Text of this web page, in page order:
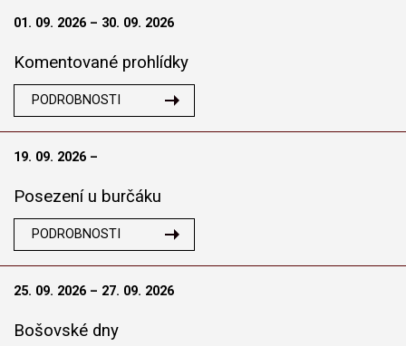
01. 09. 2026 – 30. 09. 2026
Komentované prohlídky
PODROBNOSTI
19. 09. 2026 –
Posezení u burčáku
PODROBNOSTI
25. 09. 2026 – 27. 09. 2026
Bošovské dny